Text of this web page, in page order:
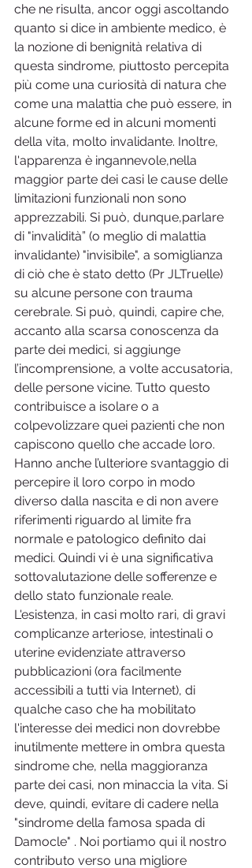
che ne risulta, ancor oggi ascoltando
quanto si dice in ambiente medico, è
la nozione di benignità relativa di
questa sindrome, piuttosto percepita
più come una curiosità di natura che
come una malattia che può essere, in
alcune forme ed in alcuni momenti
della vita, molto invalidante. Inoltre,
l'apparenza è ingannevole,nella
maggior parte dei casi le cause delle
limitazioni funzionali non sono
apprezzabili. Si può, dunque,parlare
di "invalidità” (o meglio di malattia
invalidante) "invisibile", a somiglianza
di ciò che è stato detto (Pr JLTruelle)
su alcune persone con trauma
cerebrale. Si può, quindi, capire che,
accanto alla scarsa conoscenza da
parte dei medici, si aggiunge
l’incomprensione, a volte accusatoria,
delle persone vicine. Tutto questo
contribuisce a isolare o a
colpevolizzare quei pazienti che non
capiscono quello che accade loro.
Hanno anche l’ulteriore svantaggio di
percepire il loro corpo in modo
diverso dalla nascita e di non avere
riferimenti riguardo al limite fra
normale e patologico definito dai
medici. Quindi vi è una significativa
sottovalutazione delle sofferenze e
dello stato funzionale reale.
L'esistenza, in casi molto rari, di gravi
complicanze arteriose, intestinali o
uterine evidenziate attraverso
pubblicazioni (ora facilmente
accessibili a tutti via Internet), di
qualche caso che ha mobilitato
l'interesse dei medici non dovrebbe
inutilmente mettere in ombra questa
sindrome che, nella maggioranza
parte dei casi, non minaccia la vita. Si
deve, quindi, evitare di cadere nella
"sindrome della famosa spada di
Damocle" . Noi portiamo qui il nostro
contributo verso una migliore